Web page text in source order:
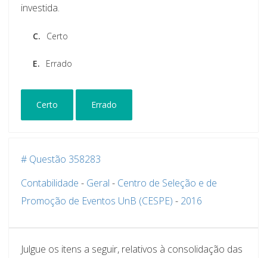
investida.
C. Certo
E. Errado
Certo Errado
# Questão 358283
Contabilidade - Geral - Centro de Seleção e de
Promoção de Eventos UnB (CESPE) - 2016
Julgue os itens a seguir, relativos à consolidação das